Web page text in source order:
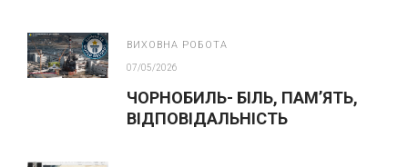
ВИХОВНА РОБОТА
07/05/2026
ЧОРНОБИЛЬ- БІЛЬ, ПАМ’ЯТЬ,
ВІДПОВІДАЛЬНІСТЬ